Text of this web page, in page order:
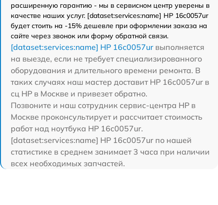
расширенную гарантию - мы в сервисном центр уверены в
качестве наших услуг. [dataset:services:name] HP 16c0057ur
будет стоить на -15% дешевле при оформлении заказа на
сайте через звонок или форму обратной связи.
[dataset:services:name] HP 16c0057ur выполняется
на выезде, если не требует специализированного
оборудования и длительного времени ремонта. В
таких случаях наш мастер доставит HP 16c0057ur в
сц HP в Москве и привезет обратно.
Позвоните и наш сотрудник сервис-центра HP в
Москве проконсультирует и рассчитает стоимость
работ над ноутбука HP 16c0057ur.
[dataset:services:name] HP 16c0057ur по нашей
статистике в среднем занимает 3 часа при наличии
всех необходимых запчастей.